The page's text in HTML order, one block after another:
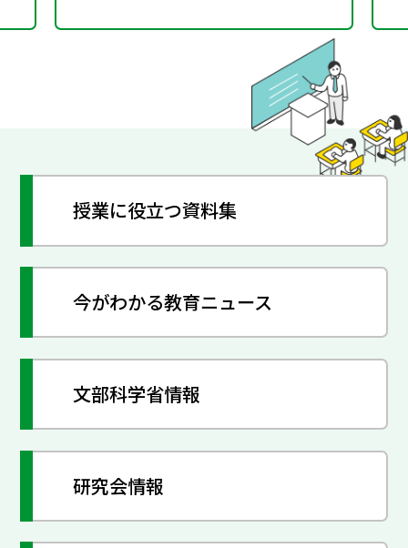
授業に役立つ資料集
今がわかる教育ニュース
文部科学省情報
研究会情報